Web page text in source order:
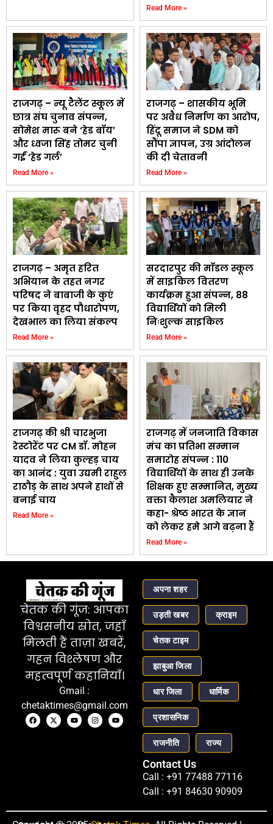
Read More »
राजगढ़ – न्यू टैलेंट स्कूल में
छात्र संघ चुनाव संपन्न,
सोमेश मारू बने ‘हेड बॉय’
और ध्वजा सिंह तोमर चुनी
गईं ‘हेड गर्ल’
Read More »
राजगढ़ – शासकीय भूमि
पर अवैध निर्माण का आरोप,
हिंदू समाज ने SDM को
सौंपा ज्ञापन, उग्र आंदोलन
की दी चेतावनी
Read More »
राजगढ़ – अमृत हरित
अभियान के तहत नगर
परिषद ने बाबाजी के कुएं
पर किया वृहद पौधारोपण,
देखभाल का लिया संकल्प
Read More »
सरदारपुर की मॉडल स्कूल
में साइकिल वितरण
कार्यक्रम हुआ संपन्न, 88
विद्यार्थियों को मिली
निःशुल्क साइकिल
Read More »
राजगढ़ की श्री चारभुजा
रेस्टोरेंट पर CM डॉ. मोहन
यादव ने लिया कुल्हड़ चाय
का आनंद : युवा उद्यमी राहुल
राठौड़ के साथ अपने हाथों से
बनाई चाय
Read More »
राजगढ़ में जनजाति विकास
मंच का प्रतिभा सम्मान
समारोह संपन्न : 110
विद्यार्थियों के साथ ही उनके
शिक्षक हुए सम्मानित, मुख्य
वक्ता कैलाश अमलियार ने
कहा- श्रेष्ठ भारत के ज्ञान
को लेकर हमे आगे बढ़ना हैं
Read More »
चेतक की गूंज: आपका
विश्वसनीय स्रोत, जहाँ
मिलती हैं ताज़ा खबरें,
गहन विश्लेषण और
महत्वपूर्ण कहानियाँ।
Gmail :
chetaktimes@gmail.com
अपना शहर
उड़ती खबर क्राइम
चेतक टाइम
झाबुआ जिला
धार जिला धार्मिक
प्रशासनिक
राजनीति राज्य
Contact Us
Call : +91 77488 77116
Call : +91 84630 90909